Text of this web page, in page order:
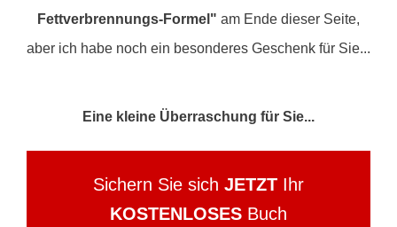
Fettverbrennungs-Formel" am Ende dieser Seite,
aber ich habe noch ein besonderes Geschenk für Sie...
Eine kleine Überraschung für Sie...
Sichern Sie sich JETZT Ihr
KOSTENLOSES Buch